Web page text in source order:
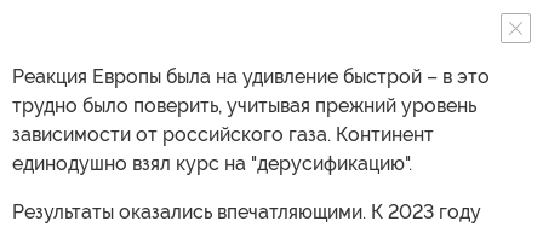
Реакция Европы была на удивление быстрой – в это
трудно было поверить, учитывая прежний уровень
зависимости от российского газа. Континент
единодушно взял курс на "дерусификацию".
Результаты оказались впечатляющими. К 2023 году